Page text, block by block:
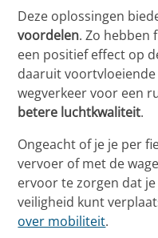
Deze oplossingen
voordelen. Zo hebben
een positief effect op
daaruit
wegverkeer voor een
betere luchtkwaliteit.
Ongeacht of je je per
vervoer of met de
ervoor te zorgen dat
veiligheid kunt
over mobiliteit.